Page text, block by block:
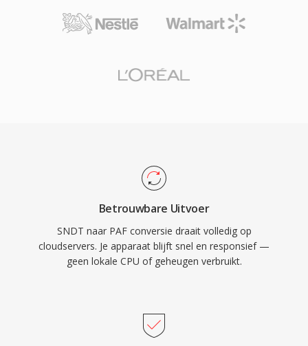
Betrouwbare Uitvoer
SNDT naar PAF conversie draait volledig op
cloudservers. Je apparaat blijft snel en responsief —
geen lokale CPU of geheugen verbruikt.